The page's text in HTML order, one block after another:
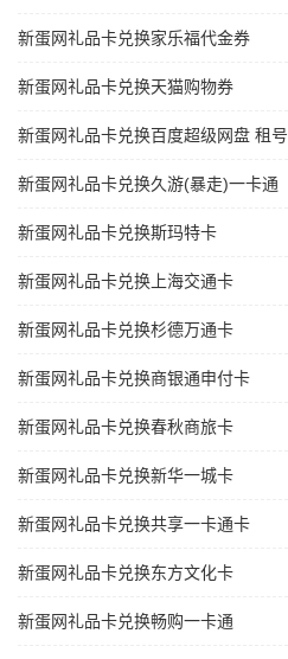
新蛋网礼品卡兑换家乐福代金券
新蛋网礼品卡兑换天猫购物券
新蛋网礼品卡兑换百度超级网盘 租号
新蛋网礼品卡兑换久游(暴走)一卡通
新蛋网礼品卡兑换斯玛特卡
新蛋网礼品卡兑换上海交通卡
新蛋网礼品卡兑换杉德万通卡
新蛋网礼品卡兑换商银通申付卡
新蛋网礼品卡兑换春秋商旅卡
新蛋网礼品卡兑换新华一城卡
新蛋网礼品卡兑换共享一卡通卡
新蛋网礼品卡兑换东方文化卡
新蛋网礼品卡兑换畅购一卡通